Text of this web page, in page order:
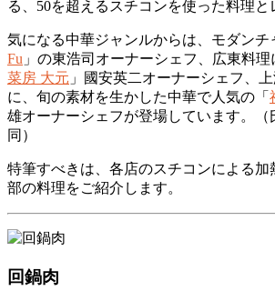
る、50を超えるスチコンを使った料理と
気になる中華ジャンルからは、モダンチ
Fu 」の東浩司オーナーシェフ、広東料理
菜房 大元 」國安英二オーナーシェフ、
に、旬の素材を生かした中華で人気の「
雄オーナーシェフが登場しています。（
同）
特筆すべきは、各店のスチコンによる加
部の料理をご紹介します。
回鍋肉